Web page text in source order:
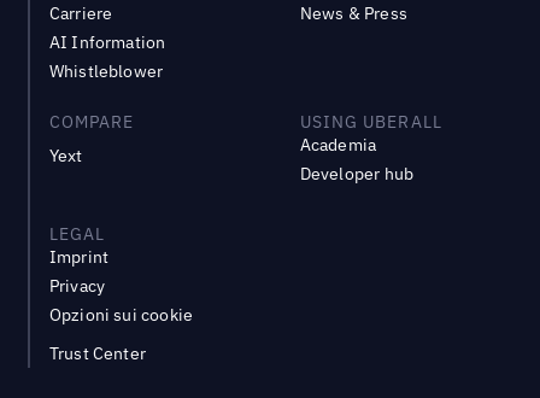
Carriere
AI Information
Whistleblower
News & Press
COMPARE
Yext
USING UBERALL
Academia
Developer hub
LEGAL
Imprint
Privacy
Opzioni sui cookie
Trust Center